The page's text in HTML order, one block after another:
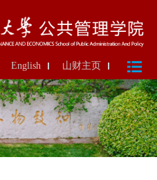
山财主页
English